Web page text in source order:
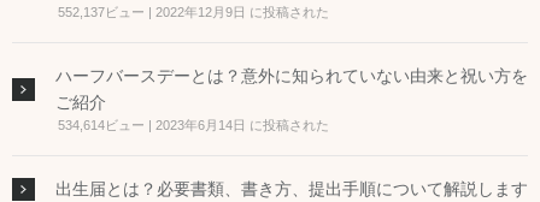
552,137ビュー | 2022年12月9日 に投稿された
ハーフバースデーとは？意外に知られていない由来と祝い方を
ご紹介
534,614ビュー | 2023年6月14日 に投稿された
出生届とは？必要書類、書き方、提出手順について解説します